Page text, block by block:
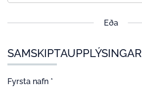
Eða
SAMSKIPTAUPPLÝSINGAR
Fyrsta nafn *